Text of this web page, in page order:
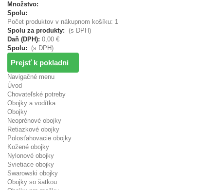
Množstvo:
Spolu:
Počet produktov v nákupnom košíku: 1
Spolu za produkty:
(s DPH)
Daň (DPH): 0,00 €
Spolu:
(s DPH)
Prejsť k pokladni
Navigačné menu
Úvod
Chovateľské potreby
Obojky a vodítka
Obojky
Neoprénové obojky
Retiazkové obojky
Polosťahovacie obojky
Kožené obojky
Nylonové obojky
Svietiace obojky
Swarowski obojky
Obojky so šatkou